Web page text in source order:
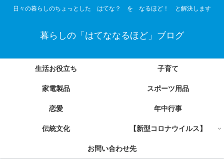
日々の暮らしのちょっとした はてな？ を なるほど！ と解決します
暮らしの「はてななるほど」ブログ
生活お役立ち 子育て
家電製品 スポーツ用品
恋愛 年中行事
伝統文化 【新型コロナウイルス】
お問い合わせ先